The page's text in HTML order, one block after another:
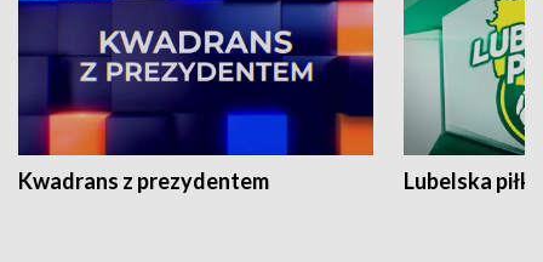
Kwadrans z prezydentem Lubelska piłka